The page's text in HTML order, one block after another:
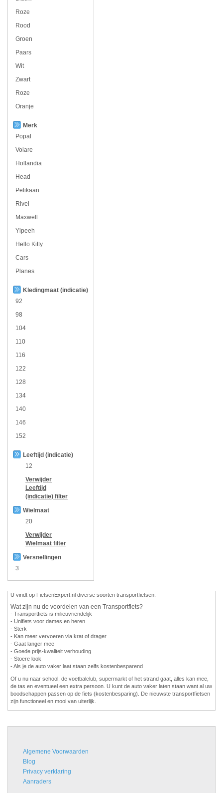
Roze
Rood
Groen
Paars
Wit
Zwart
Roze
Oranje
Merk
Popal
Volare
Hollandia
Head
Pelikaan
Rivel
Maxwell
Yipeeh
Hello Kitty
Cars
Planes
Kledingmaat (indicatie)
92
98
104
110
116
122
128
134
140
146
152
Leeftijd (indicatie)
12
Verwijder
Leeftijd
(indicatie) filter
Wielmaat
20
Verwijder
Wielmaat filter
Versnellingen
3
U vindt op FietsenExpert.nl diverse soorten transportfietsen.
Wat zijn nu de voordelen van een Transportfiets?
- Transportfiets is milieuvriendelijk
- Unifiets voor dames en heren
- Sterk
- Kan meer vervoeren via krat of drager
- Gaat langer mee
- Goede prijs-kwaliteit verhouding
- Stoere look
- Als je de auto vaker laat staan zelfs kostenbesparend
Of u nu naar school, de voetbalclub, supermarkt of het strand gaat, alles kan mee,
de tas en eventueel een extra persoon. U kunt de auto vaker laten staan want al uw
boodschappen passen op de fiets (kostenbesparing). De nieuwste transportfietsen
zijn functioneel en mooi van uiterlijk.
Algemene Voorwaarden
Blog
Privacy verklaring
Aanraders